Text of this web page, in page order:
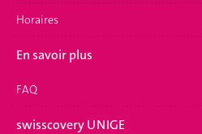
Horaires
En savoir plus
FAQ
swisscovery UNIGE